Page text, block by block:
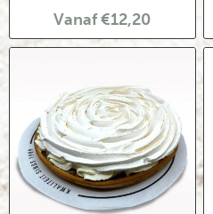
Vanaf €12,20